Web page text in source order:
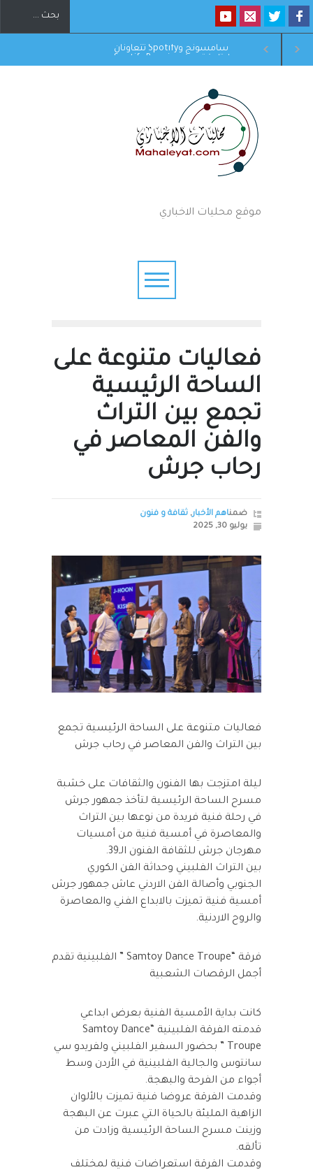
فيديو لفرقة من طلبة عمان
بنينا جيل ورا جيل "
سامسونج وSpotify تتعاونان
المزيد من الأجهزة
موقع محليات الاخباري
فعاليات متنوعة على
الساحة الرئيسية
تجمع بين التراث
والفن المعاصر في
رحاب جرش
ضمناهم الأخبار, ثقافة و فنون
يوليو 30, 2025
فعاليات متنوعة على الساحة الرئيسية تجمع
بين التراث والفن المعاصر في رحاب جرش
ليلة امتزجت بها الفنون والثقافات على خشبة
مسرح الساحة الرئيسية لتأخذ جمهور جرش
في رحلة فنية فريدة من نوعها بين التراث
والمعاصرة في أمسية فنية من أمسيات
مهرجان جرش للثقافة الفنون الـ39.
بين التراث الفلبيني وحداثة الفن الكوري
الجنوبي وأصالة الفن الاردني عاش جمهور جرش
أمسية فنية تميزت بالابداع الفني والمعاصرة
والروح الاردنية.
فرقة “Samtoy Dance Troupe ” الفلبينية تقدم
أجمل الرقصات الشعبية
كانت بداية الأمسية الفنية بعرض ابداعي
قدمته الفرقة الفلبينية “Samtoy Dance
Troupe ” بحضور السفير الفلبيني ولفريدو سي
سانتوس والجالية الفلبينية في الأردن وسط
أجواء من الفرحة والبهجة.
وقدمت الفرقة عروضا فنية تميزت بالألوان
الزاهية المليئة بالحياة التي عبرت عن البهجة
وزينت مسرح الساحة الرئيسية وزادت من
تألقه.
وقدمت الفرقة استعراضات فنية لمختلف